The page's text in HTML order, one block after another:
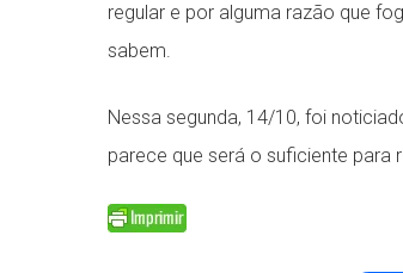
regular e por alguma razão que
sabem.
Nessa segunda, 14/10, foi
parece que será o suficiente para